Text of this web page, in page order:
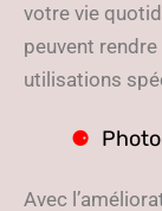
votre vie
peuvent
utilisations
Avec